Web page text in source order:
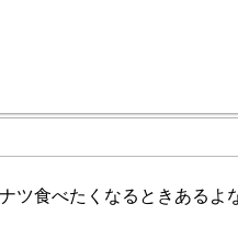
ツ食べたくなるときあるよ